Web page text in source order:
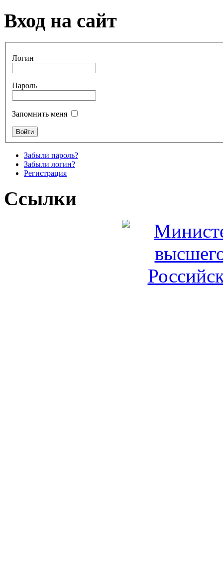
Вход на сайт
Логин
Пароль
Запомнить меня
Забыли пароль?
Забыли логин?
Регистрация
Ссылки